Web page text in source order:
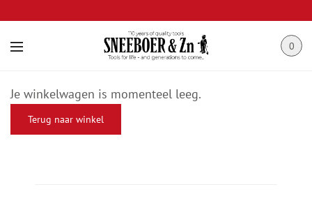
0
Je winkelwagen is momenteel leeg.
Terug naar winkel